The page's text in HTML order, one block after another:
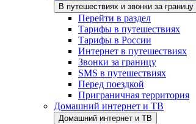
В путешествиях и звонки за границу
Перейти в раздел
Тарифы в путешествиях
Тарифы в России
Интернет в путешествиях
Звонки за границу
SMS в путешествиях
Перед поездкой
Приграничная территория
Домашний интернет и ТВ
Домашний интернет и ТВ